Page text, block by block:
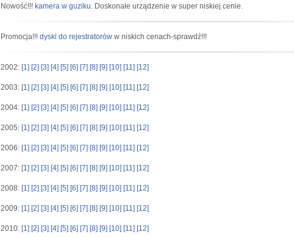
Nowość!!! kamera w guziku. Doskonałe urządzenie w super niskiej cenie.
Promocja!!! dyski do rejestratorów w niskich cenach-sprawdź!!!
2002: [1] [2] [3] [4] [5] [6] [7] [8] [9] [10] [11] [12]
2003: [1] [2] [3] [4] [5] [6] [7] [8] [9] [10] [11] [12]
2004: [1] [2] [3] [4] [5] [6] [7] [8] [9] [10] [11] [12]
2005: [1] [2] [3] [4] [5] [6] [7] [8] [9] [10] [11] [12]
2006: [1] [2] [3] [4] [5] [6] [7] [8] [9] [10] [11] [12]
2007: [1] [2] [3] [4] [5] [6] [7] [8] [9] [10] [11] [12]
2008: [1] [2] [3] [4] [5] [6] [7] [8] [9] [10] [11] [12]
2009: [1] [2] [3] [4] [5] [6] [7] [8] [9] [10] [11] [12]
2010: [1] [2] [3] [4] [5] [6] [7] [8] [9] [10] [11] [12]